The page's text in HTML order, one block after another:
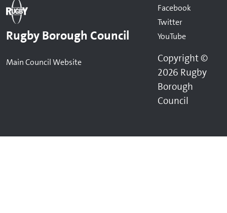
Rugby Borough Council
Main Council Website
Facebook
Twitter
YouTube
Copyright ©
2026 Rugby
Borough
Council